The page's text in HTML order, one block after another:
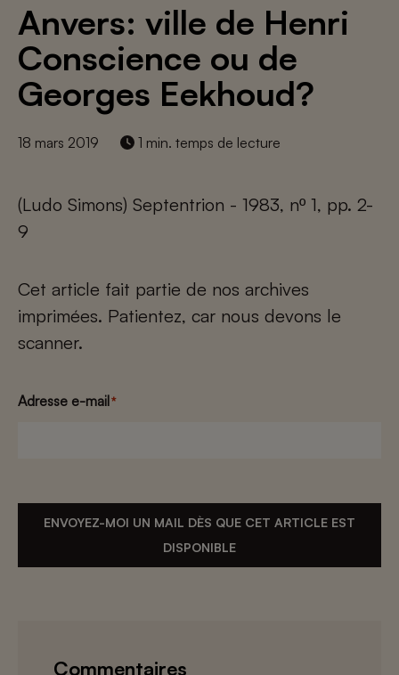
Anvers: ville de Henri
Conscience ou de
Georges Eekhoud?
18 mars 2019 1 min. temps de lecture
(Ludo Simons) Septentrion - 1983, nº 1, pp. 2-
9
Cet article fait partie de nos archives
imprimées. Patientez, car nous devons le
scanner.
Adresse e-mail*
ENVOYEZ-MOI UN MAIL DÈS QUE CET ARTICLE EST
DISPONIBLE
Commentaires